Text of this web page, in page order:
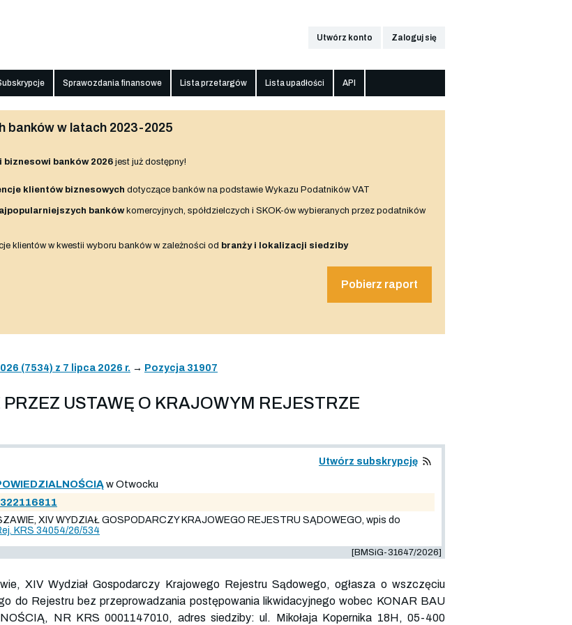
Utwórz konto Zaloguj się
Sprawozdania finansowe Lista przetargów Lista upadłości API
banków w latach 2023-2025
biznesowi banków 2026 jest już dostępny!
klientów biznesowych dotyczące banków na podstawie Wykazu Podatników VAT
bankówkomercyjnych, spółdzielczych i SKOK-ów wybieranych przez podatników
klientów w kwestii wyboru banków w zależności od branży i lokalizacji siedziby
Pobierz raport
(7534) z 7 lipca 2026 r. → Pozycja 31907
USTAWĘ O KRAJOWYM REJESTRZE
Utwórz subskrypcję
w Otwocku
XIV WYDZIAŁ GOSPODARCZY KRAJOWEGO REJESTRU SĄDOWEGO, wpis do
KRS 34054/26/534
[BMSiG-31647/2026]
XIV Wydział Gospodarczy Krajowego Rejestru Sądowego, ogłasza o wszczęciu
do Rejestru bez przeprowadzania postępowania likwidacyjnego wobec KONAR BAU
NR KRS0001147010, adres siedziby: ul. Mikołaja Kopernika 18H, 05-400